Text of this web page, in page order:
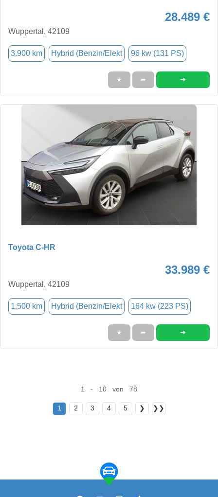
28.489 €
Wuppertal, 42109
3.900 km Hybrid (Benzin/Elekt 96 kw (131 PS)
★ ➦ ➜
Toyota C-HR
33.989 €
Wuppertal, 42109
1.500 km Hybrid (Benzin/Elekt 164 kw (223 PS)
★ ➦ ➜
1 - 10 von 78
1 2 3 4 5 ❯ ❯❯